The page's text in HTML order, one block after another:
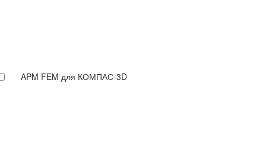
APM FEM для КОМПАС-3D